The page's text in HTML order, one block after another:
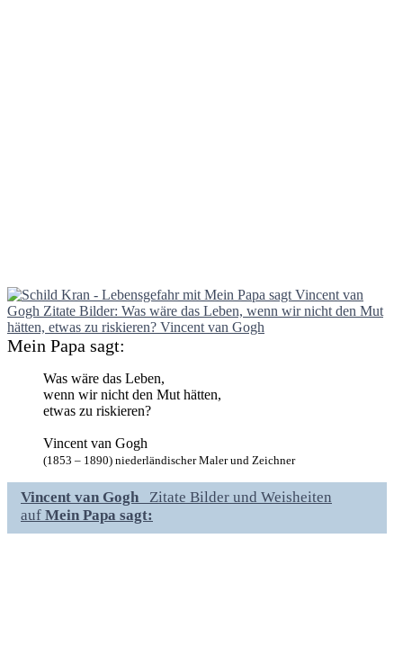
Mein Papa sagt:
Was wäre das Leben,
wenn wir nicht den Mut hätten,
etwas zu riskieren?
Vincent van Gogh
(1853 – 1890) niederländischer Maler und Zeichner
Vincent van Gogh Zitate Bilder und Weisheiten
auf Mein Papa sagt: